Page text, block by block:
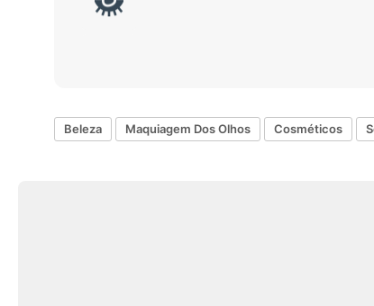
Beleza Maquiagem Dos Olhos Cosméticos